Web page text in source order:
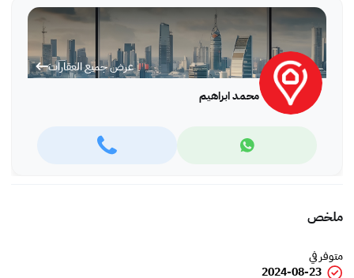
عرض جميع العقارات
محمد ابراهيم
ملخص
متوفر في
2024-08-23